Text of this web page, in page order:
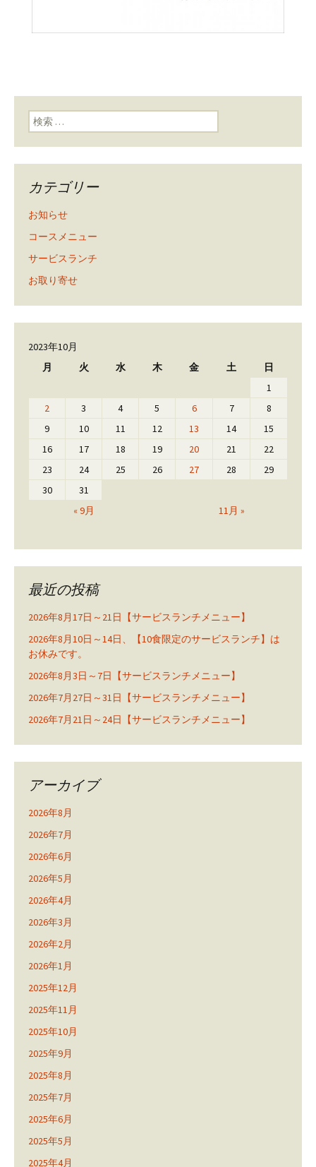
検索:
カテゴリー
お知らせ
コースメニュー
サービスランチ
お取り寄せ
2023年10月
月
火 水 木 金 土 日
« 9月 11月 »
1
2
3 4 5 6 7
8
9
10 11 12 13 14
15
16
17 18 19 20 21
22
23
24 25 26 27 28
29
30
31
最近の投稿
2026年8月17日～21日【サービスランチメニュー】
2026年8月10日～14日、【10食限定のサービスランチ】は
お休みです。
2026年8月3日～7日【サービスランチメニュー】
2026年7月27日～31日【サービスランチメニュー】
2026年7月21日～24日【サービスランチメニュー】
アーカイブ
2026年8月
2026年7月
2026年6月
2026年5月
2026年4月
2026年3月
2026年2月
2026年1月
2025年12月
2025年11月
2025年10月
2025年9月
2025年8月
2025年7月
2025年6月
2025年5月
2025年4月